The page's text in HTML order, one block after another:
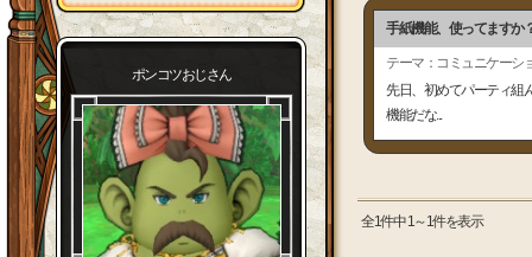
ポンコツおじさん
手紙機能、使ってますか
テーマ：コミュニケーシ
先日、初めてパーティ組
機能だな...
全1件中 1～1件を表示